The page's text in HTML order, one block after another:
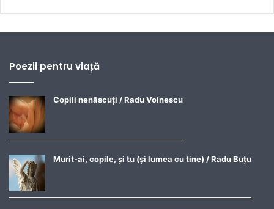
Poezii pentru viață
Copiii nenăscuți / Radu Voinescu
Murit-ai, copile, și tu (și lumea cu tine) / Radu Buțu